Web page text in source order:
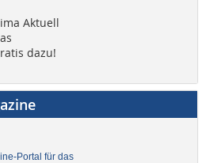
Aktuell
dazu!
Portal für das